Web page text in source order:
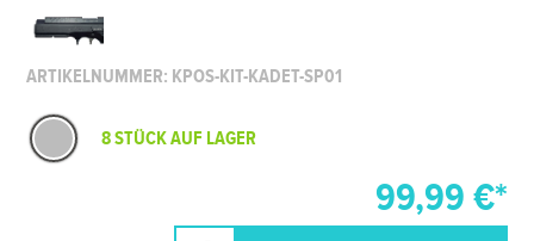
ARTIKELNUMMER: KPOS-KIT-KADET-SP01
8 STÜCK AUF LAGER
99,99 €*